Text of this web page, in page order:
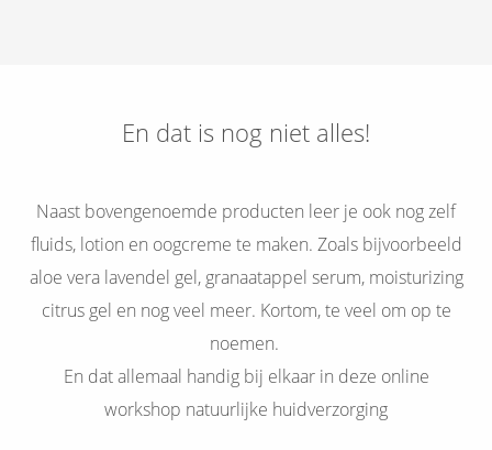
En dat is nog niet alles!
Naast bovengenoemde producten leer je ook nog zelf
fluids, lotion en oogcreme te maken. Zoals bijvoorbeeld
aloe vera lavendel gel, granaatappel serum, moisturizing
citrus gel en nog veel meer. Kortom, te veel om op te
noemen.
En dat allemaal handig bij elkaar in deze online
workshop natuurlijke huidverzorging